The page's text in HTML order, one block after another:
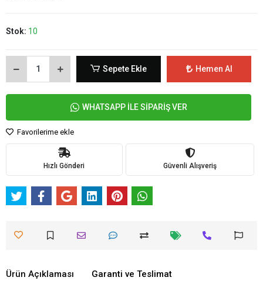
Stok: 10
Sepete Ekle Hemen Al
WHATSAPP İLE SİPARİŞ VER
Favorilerime ekle
Hızlı Gönderi Güvenli Alışveriş
Ürün Açıklaması Garanti ve Teslimat